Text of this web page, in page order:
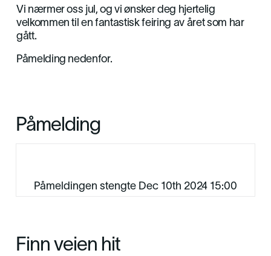
Vi nærmer oss jul, og vi ønsker deg hjertelig
velkommen til en fantastisk feiring av året som har
gått.
Påmelding nedenfor.
Påmelding
Påmeldingen stengte Dec 10th 2024 15:00
Finn veien hit